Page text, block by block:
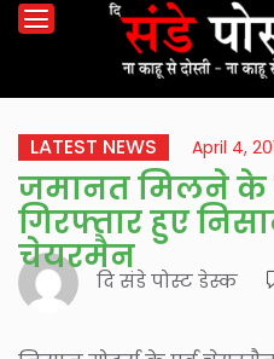
LATEST NEWS April 4,
जमानत मिलने के
गिरफ्तार हुए
चेयरमैन
दि संडे पोस्ट डेस्क